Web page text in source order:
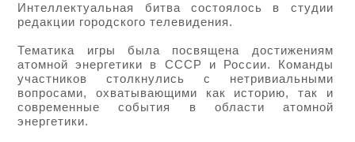
Интеллектуальная битва состоялось в студии
редакции городского телевидения.
Тематика игры была посвящена достижениям
атомной энергетики в СССР и России. Команды
участников столкнулись с нетривиальными
вопросами, охватывающими как историю, так и
современные события в области атомной
энергетики.